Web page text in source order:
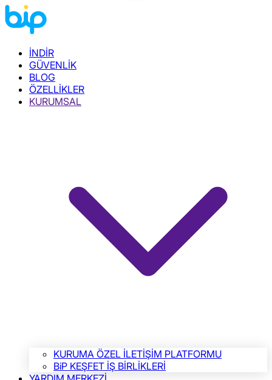
İNDİR
GÜVENLİK
BLOG
ÖZELLİKLER
KURUMSAL
KURUMA ÖZEL İLETİŞİM PLATFORMU
BiP KEŞFET İŞ BİRLİKLERİ